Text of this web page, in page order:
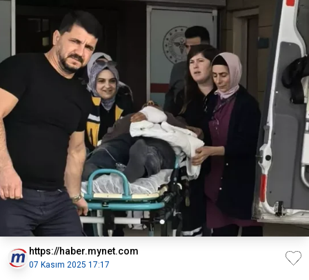
https://haber.mynet.com
07 Kasım 2025 17:17